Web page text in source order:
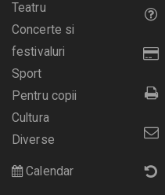
Teatru
Concerte si
festivaluri
Sport
Pentru copii
Cultura
Diverse
Calendar